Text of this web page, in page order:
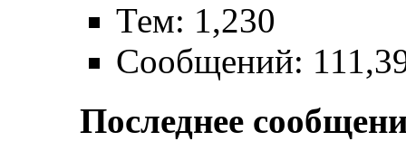
Тем: 1,230
Сообщений:
Последнее